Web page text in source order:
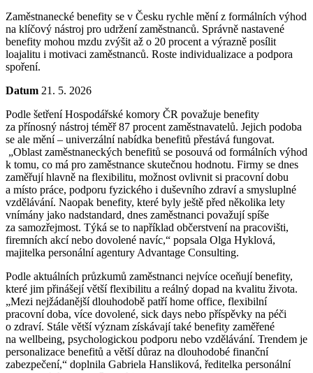
Zaměstnanecké benefity se v Česku rychle mění z formálních výhod
na klíčový nástroj pro udržení zaměstnanců. Správně nastavené
benefity mohou mzdu zvýšit až o 20 procent a výrazně posílit
loajalitu i motivaci zaměstnanců. Roste individualizace a podpora
spoření.
Datum 21. 5. 2026
Podle šetření Hospodářské komory ČR považuje benefity
za přínosný nástroj téměř 87 procent zaměstnavatelů. Jejich podoba
se ale mění – univerzální nabídka benefitů přestává fungovat.
„Oblast zaměstnaneckých benefitů se posouvá od formálních výhod
k tomu, co má pro zaměstnance skutečnou hodnotu. Firmy se dnes
zaměřují hlavně na flexibilitu, možnost ovlivnit si pracovní dobu
a místo práce, podporu fyzického i duševního zdraví a smysluplné
vzdělávání. Naopak benefity, které byly ještě před několika lety
vnímány jako nadstandard, dnes zaměstnanci považují spíše
za samozřejmost. Týká se to například občerstvení na pracovišti,
firemních akcí nebo dovolené navíc,“ popsala Olga Hyklová,
majitelka personální agentury Advantage Consulting.
Podle aktuálních průzkumů zaměstnanci nejvíce oceňují benefity,
které jim přinášejí větší flexibilitu a reálný dopad na kvalitu života.
„Mezi nejžádanější dlouhodobě patří home office, flexibilní
pracovní doba, více dovolené, sick days nebo příspěvky na péči
o zdraví. Stále větší význam získávají také benefity zaměřené
na wellbeing, psychologickou podporu nebo vzdělávání. Trendem je
personalizace benefitů a větší důraz na dlouhodobé finanční
zabezpečení,“ doplnila Gabriela Hansliková, ředitelka personální